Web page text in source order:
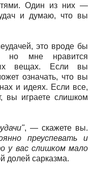
Один из них —
и думаю, что вы
это вроде бы
но мне нравится
вещах. Если вы
означать, что вы
и идеях. Если все,
вы играете слишком
, — скажете вы.
преуспевать и
у вас слишком мало
долей сарказма.